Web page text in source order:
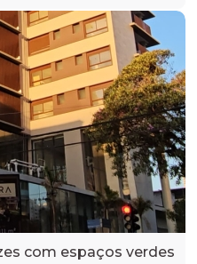
com espaços verdes